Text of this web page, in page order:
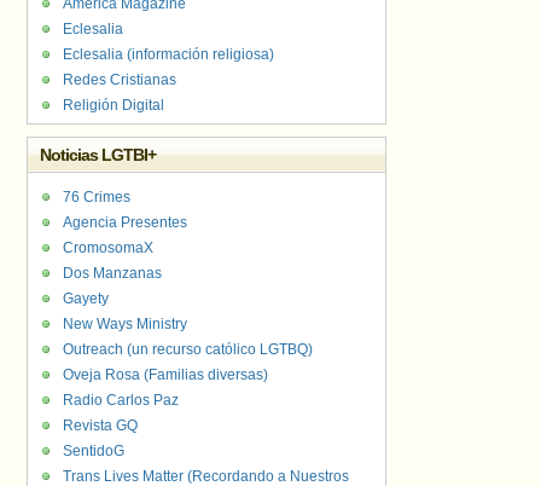
América Magazine
Eclesalia
Eclesalia (información religiosa)
Redes Cristianas
Religión Digital
Noticias LGTBI+
76 Crimes
Agencia Presentes
CromosomaX
Dos Manzanas
Gayety
New Ways Ministry
Outreach (un recurso católico LGTBQ)
Oveja Rosa (Familias diversas)
Radio Carlos Paz
Revista GQ
SentidoG
Trans Lives Matter (Recordando a Nuestros